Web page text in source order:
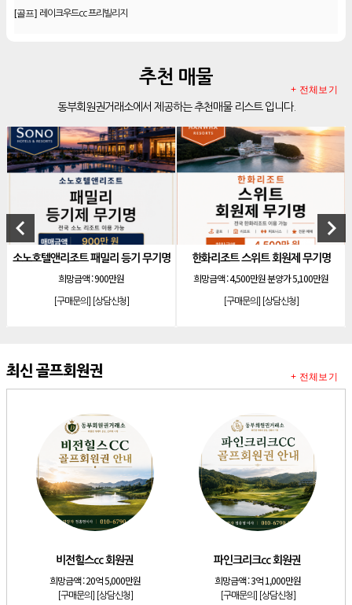
[골프] 신원CC 골프회원권
아름다운cc 회원권
[리조트]안토리조트 130평 개인 무기명
[리조트]한화 안토 77평 등기 기명
한화 안토 67평 하프 등기 기명
[리조트]한화리조트 스위트 회원제 무기명
[리조트]소노 이그젝큐티브 회원제 무기명
[리조트]소노호텔앤리조트 로얄 회원제 기명
[리조트] 소노호텔앤리조트 골드 등기 기명
[리조트]소노호텔앤리조트 스위트 등기 무기명
소노호텔앤리조트 스위트 등기 기명
소노호텔앤리조트 이그제큐티브 무기명 회원제
아시아나cc 회원권
[골프]발리오스cc 회원권 종류
소노호텔앤리조트 패밀리 등기 무기명
파인크리크cc 회원권
소노호텔앤리조트 패밀리 회원권
추천 매물
동부회원권거래소에서 제공하는 추천매물 리스트 입니다.
+ 전체보기
keyboard_arrow_left
패밀리 등기 무기명 한화리조트 스위트 회원제 무기명
희망금액 : 4,500만원 분양가 5,100만원
아시아
희망금액 :
keyboard_arrow_right
최신 골프회원권
비전힐스cc 회원권
희망금액 :20억 5,000만원
[구매문의] [상담신청]
파인크리크cc 회원권
희망금액 :3억 1,000만원
[구매문의] [상담신청]
+ 전체보기